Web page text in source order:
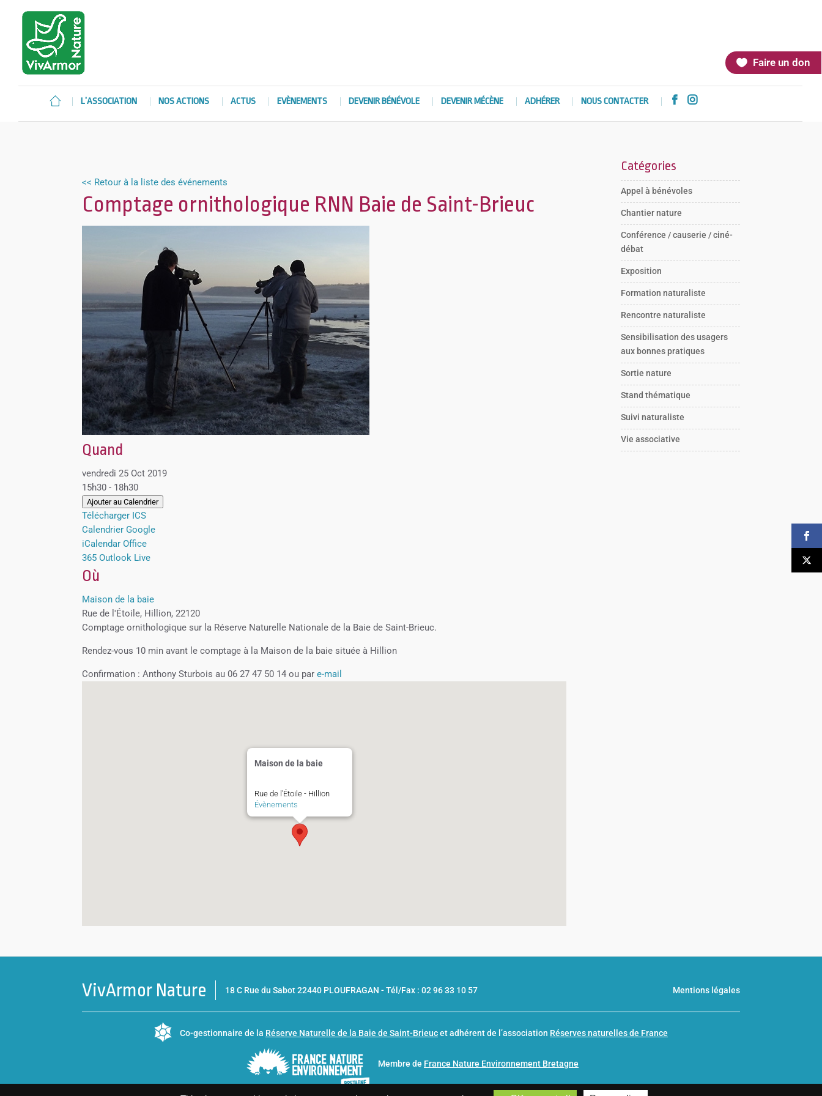
Faire un don
L’ASSOCIATION NOS ACTIONS ACTUS EVÈNEMENTS DEVENIR BÉNÉVOLE DEVENIR MÉCÈNE ADHÉRER NOUS CONTACTER  
<< Retour à la liste des événements
Comptage ornithologique RNN Baie de Saint-Brieuc
Quand
vendredi 25 Oct 2019
15h30 - 18h30
Ajouter au Calendrier
Télécharger ICS
Calendrier Google
iCalendar Office
365 Outlook Live
Où
Maison de la baie
Rue de l'Étoile, Hillion, 22120
Comptage ornithologique sur la Réserve Naturelle Nationale de la Baie de Saint-Brieuc.
Rendez-vous 10 min avant le comptage à la Maison de la baie située à Hillion
Confirmation : Anthony Sturbois au 06 27 47 50 14 ou pare-mail
Maison de la baie
Rue de l'Étoile - Hillion
Évènements
Catégories
Appel à bénévoles
Chantier nature
Conférence / causerie / ciné-
débat
Exposition
Formation naturaliste
Rencontre naturaliste
Sensibilisation des usagers
aux bonnes pratiques
Sortie nature
Stand thématique
Suivi naturaliste
Vie associative
VivArmor Nature 18 C Rue du Sabot 22440 PLOUFRAGAN -Tél/Fax : 02 96 33 10 57 Mentions légales
Co-gestionnaire de la Réserve Naturelle de la Baie de Saint-Brieucet adhérent de l’association Réserves naturelles de France
Membre de France Nature Environnement Bretagne